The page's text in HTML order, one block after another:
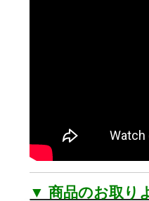
▼ 商品のお取り